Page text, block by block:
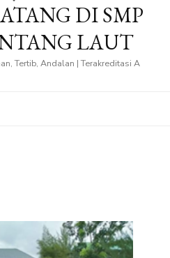
DI SMP
LAUT
Tertib, Andalan | Terakreditasi A